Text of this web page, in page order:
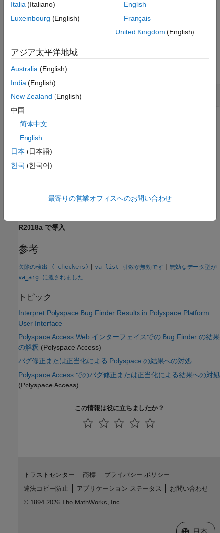
適切な数の引数を可変個引数関数に渡すようにします。
例
すべて展開する
va_arg を呼び出すときに使用可能な引数がない
結果情報
グループ:
言語:C | C++
既定値:手書きコードはオン、生成コードはオフ
std.defects.TOO_MANY_VA_ARG_CALLS
R2018a で導入
参考
欠陥の検出 (-checkers) | va_list 引数が無効です | 無効なデータ型が
va_arg に渡されました
トピック
Interpret Polyspace Bug Finder Results in Polyspace Platform
User Interface
Polyspace Access Web インターフェイスでの Bug Finder の結果
の解釈 (Polyspace Access)
バグ修正または正当化による Polyspace の結果への対処
Polyspace Access でのバグ修正または正当化による結果への対処
(Polyspace Access)
この情報は役に立ちましたか？
Italia (Italiano)
Luxembourg (English)
English
Français
United Kingdom (English)
アジア太平洋地域
Australia (English)
India (English)
New Zealand (English)
中国
简体中文
English
日本 (日本語)
한국 (한국어)
最寄りの営業オフィスへのお問い合わせ
トラストセンター 商標
プライバシー ポリシー
違法コピー防止
アプリケーション ステータス
お問い合わせ
© 1994-2026 The MathWorks, Inc.
Web サイ
日本